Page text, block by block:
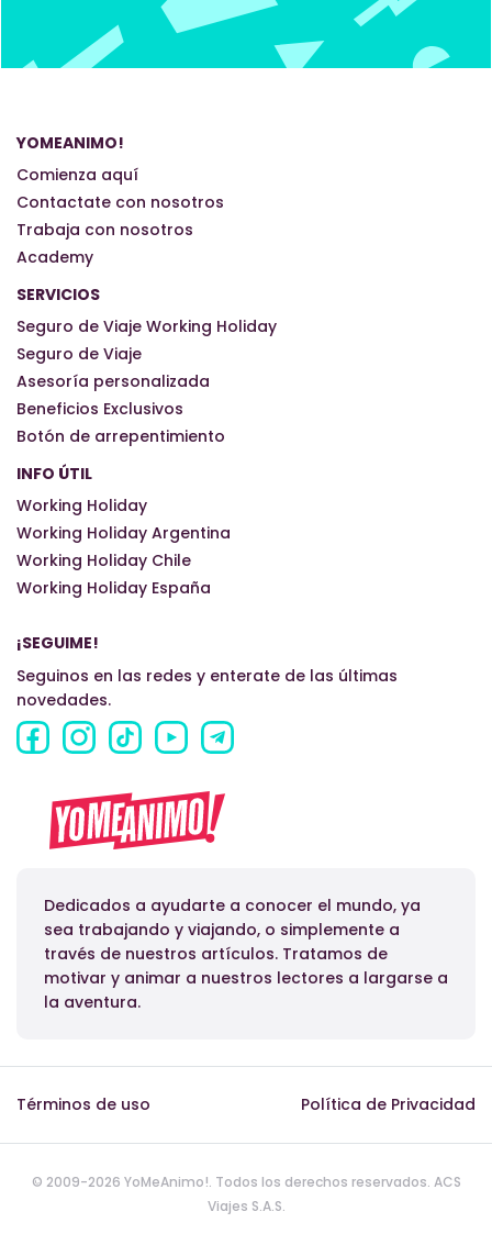
YOMEANIMO!
Comienza aquí
Contactate con nosotros
Trabaja con nosotros
Academy
SERVICIOS
Seguro de Viaje Working Holiday
Seguro de Viaje
Asesoría personalizada
Beneficios Exclusivos
Botón de arrepentimiento
INFO ÚTIL
Working Holiday
Working Holiday Argentina
Working Holiday Chile
Working Holiday España
¡SEGUIME!
Seguinos en las redes y enterate de las últimas
novedades.
Dedicados a ayudarte a conocer el mundo, ya
sea trabajando y viajando, o simplemente a
través de nuestros artículos. Tratamos de
motivar y animar a nuestros lectores a largarse a
la aventura.
Términos de uso Política de Privacidad
© 2009-2026 YoMeAnimo!. Todos los derechos reservados. ACS
Viajes S.A.S.